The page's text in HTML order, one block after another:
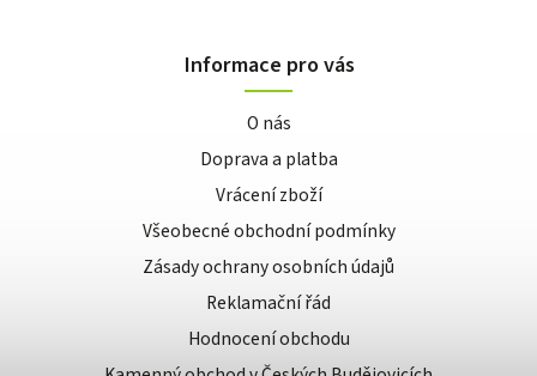
Informace pro vás
O nás
Doprava a platba
Vrácení zboží
Všeobecné obchodní podmínky
Zásady ochrany osobních údajů
Reklamační řád
Hodnocení obchodu